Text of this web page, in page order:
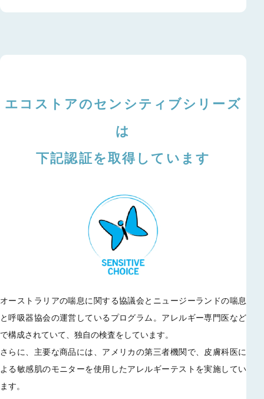
エコストアのセンシティブシリーズ
は
下記認証を取得しています
オーストラリアの喘息に関する協議会とニュージーランドの喘息
と呼吸器協会の運営しているプログラム。アレルギー専門医など
で構成されていて、独自の検査をしています。
さらに、主要な商品には、アメリカの第三者機関で、皮膚科医に
よる敏感肌のモニターを使用したアレルギーテストを実施してい
ます。